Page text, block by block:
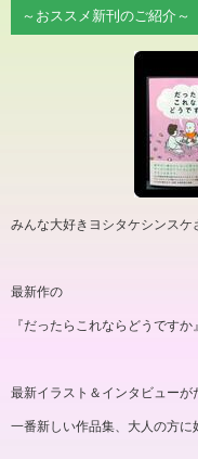
～おススメ新刊のご紹介～
みんな大好きヨシタケシンスケ
最新作の
『だったらこれならどうですか
最新イラスト＆インタビューが
一番新しい作品集、大人の方に